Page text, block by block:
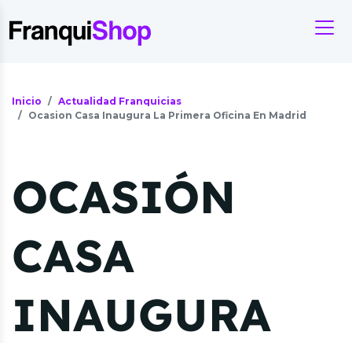
Inicio
Actualidad Franquicias
Ocasion Casa Inaugura La Primera Oficina En Madrid
OCASIÓN
CASA
INAUGURA